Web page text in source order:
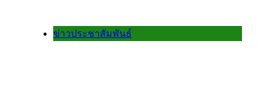
ข่าวประชาสัมพันธ์